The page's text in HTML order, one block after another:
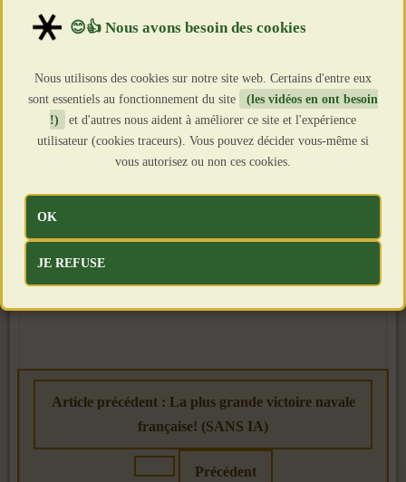
Article précédent : La plus grande victoire navale
française! (SANS IA)
Précédent
Nous utilisons des cookies sur notre site web. Certains d'entre eux
sont essentiels au fonctionnement du site
(les vidéos en ont besoin
!)
et d'autres nous aident à améliorer ce site et l'expérience
utilisateur (cookies traceurs). Vous pouvez décider vous-même si
vous autorisez ou non ces cookies.
OK
JE REFUSE